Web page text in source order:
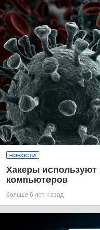
НОВОСТИ
Хакеры используют
компьютеров
больше 6 лет назад